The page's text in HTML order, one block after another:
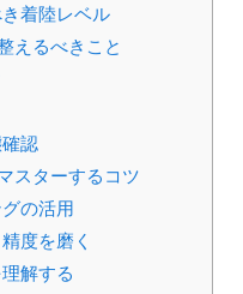
着陸レベル
えるべきこと
認
スターするコツ
の活用
度を磨く
解する